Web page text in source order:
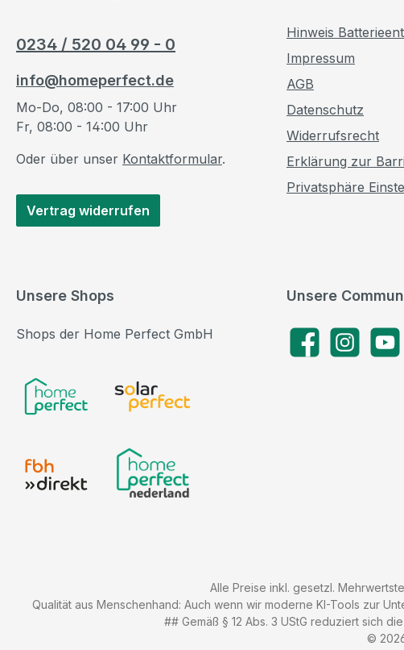
0234 / 520 04 99 - 0
info@homeperfect.de
Mo-Do, 08:00 - 17:00 Uhr
Fr, 08:00 - 14:00 Uhr
Oder über unser Kontaktformular.
Vertrag widerrufen
Hinweis
Impressum
AGB
Datenschutz
Widerrufsrecht
Erklärung zur
Privatsphäre
Unsere
FacebookInstagram
Unsere Shops
Shops der Home Perfect GmbH
Alle Preise inkl. gesetzl.
Qualität aus Menschenhand: Auch wenn wir moderne KI-Tools zur
## Gemäß § 12 Abs. 3 UStG reduziert sich
©